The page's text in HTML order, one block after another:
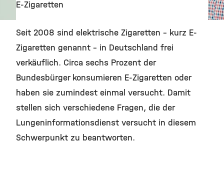
E-Zigaretten
Seit 2008 sind elektrische Zigaretten – kurz E-
Zigaretten genannt – in Deutschland frei
verkäuflich. Circa sechs Prozent der
Bundesbürger konsumieren E-Zigaretten oder
haben sie zumindest einmal versucht. Damit
stellen sich verschiedene Fragen, die der
Lungeninformationsdienst versucht in diesem
Schwerpunkt zu beantworten.